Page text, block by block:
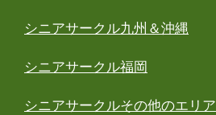
シニアサークル九州＆沖縄
シニアサークル福岡
シニアサークルその他のエリア